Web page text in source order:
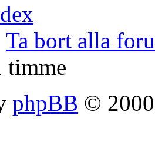
Ta bort alla
timme
phpBB ©